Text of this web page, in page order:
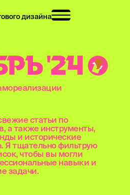
дизайна
РЬ'24
статьи по
а также инструменты,
и исторические
Я тщательно фильтрую
чтобы вы могли
навыки и
задачи.